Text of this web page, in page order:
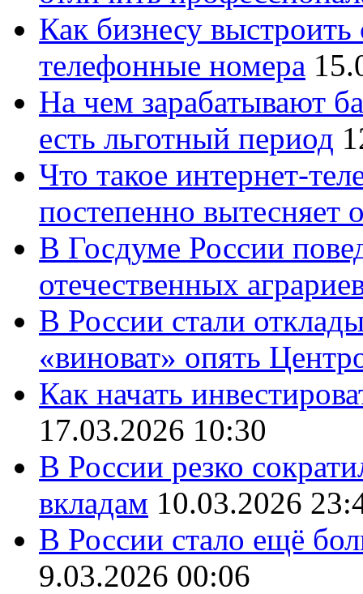
Как бизнесу
телефонные номера
На чем зарабатывают
есть льготный период
Что такое интернет-
постепенно вытесняет
В Госдуме России
отечественных
В России стали
«виноват» опять
Как начать
17.03.2026 10:30
В России резко
вкладам 10.03.2026
В России стало ещё
9.03.2026 00:06